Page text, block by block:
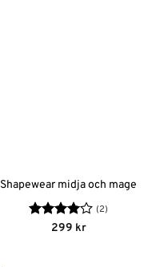
Shapewear midja och mage
Betygsatt
(2)
299 kr